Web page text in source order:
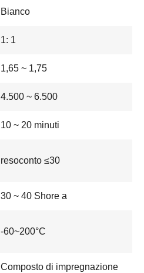
Bianco
1: 1
1,65 ~ 1,75
4.500 ~ 6.500
10 ~ 20 minuti
resoconto ≤30
30 ~ 40 Shore a
-60~200°C
Composto di impregnazione